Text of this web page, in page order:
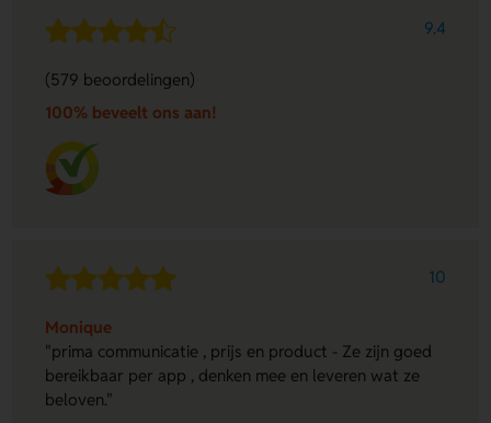
9.4
(579 beoordelingen)
100% beveelt ons aan!
10
Monique
"prima communicatie , prijs en product - Ze zijn goed
bereikbaar per app , denken mee en leveren wat ze
beloven."